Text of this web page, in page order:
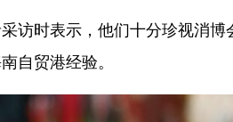
时表示，他们十分珍视消博
自贸港经验。